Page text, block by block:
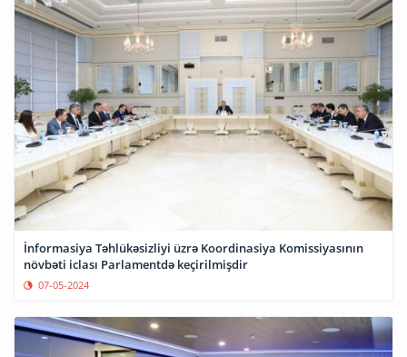
İnformasiya Təhlükəsizliyi üzrə Koordinasiya Komissiyasının
növbəti iclası Parlamentdə keçirilmişdir
07-05-2024